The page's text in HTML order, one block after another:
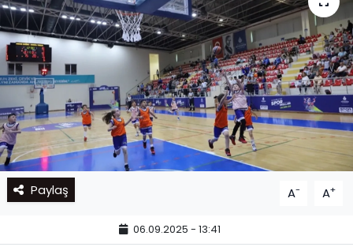
Paylaş A- A+
06.09.2025 - 13:41
Son Dakika Haberleri
Haber Arşivi